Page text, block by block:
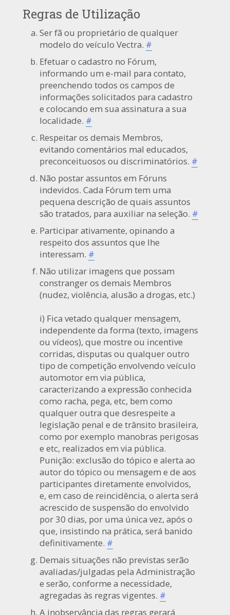
Regras de Utilização
Ser fã ou proprietário de qualquer
modelo do veículo Vectra. #
Efetuar o cadastro no Fórum,
informando um e-mail para contato,
preenchendo todos os campos de
informações solicitados para cadastro
e colocando em sua assinatura a sua
localidade. #
Respeitar os demais Membros,
evitando comentários mal educados,
preconceituosos ou discriminatórios. #
Não postar assuntos em Fóruns
indevidos. Cada Fórum tem uma
pequena descrição de quais assuntos
são tratados, para auxiliar na seleção. #
Participar ativamente, opinando a
respeito dos assuntos que lhe
interessam. #
Não utilizar imagens que possam
constranger os demais Membros
(nudez, violência, alusão a drogas, etc.)
i) Fica vetado qualquer mensagem,
independente da forma (texto, imagens
ou vídeos), que mostre ou incentive
corridas, disputas ou qualquer outro
tipo de competição envolvendo veículo
automotor em via pública,
caracterizando a expressão conhecida
como racha, pega, etc, bem como
qualquer outra que desrespeite a
legislação penal e de trânsito brasileira,
como por exemplo manobras perigosas
e etc, realizados em via pública.
Punição: exclusão do tópico e alerta ao
autor do tópico ou mensagem e de aos
participantes diretamente envolvidos,
e, em caso de reincidência, o alerta será
acrescido de suspensão do envolvido
por 30 dias, por uma única vez, após o
que, insistindo na prática, será banido
definitivamente. #
Demais situações não previstas serão
avaliadas/julgadas pela Administração
e serão, conforme a necessidade,
agregadas às regras vigentes. #
A inobservância das regras gerará